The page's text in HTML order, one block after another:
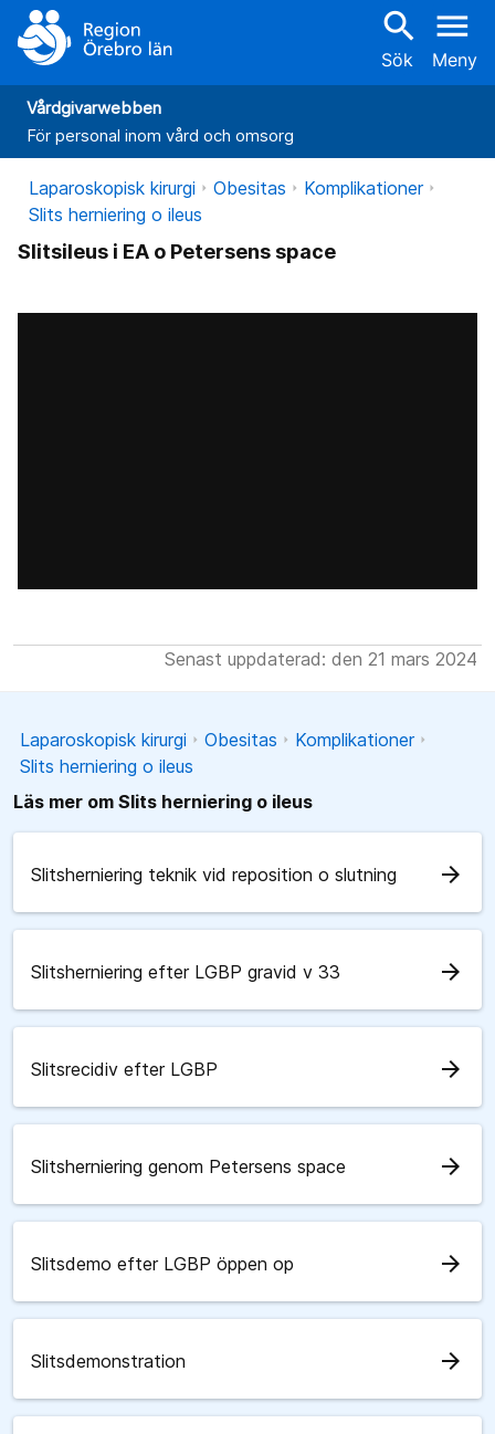
search
Sök
menu
Meny
Vårdgivarwebben
För personal inom vård och omsorg
Laparoskopisk kirurgi Obesitas
Komplikationer
Slits herniering o ileus
Slitsileus i EA o Petersens space
Senast uppdaterad: den 21 mars 2024
Laparoskopisk kirurgi Obesitas
Komplikationer
Slits herniering o ileus
Läs mer om Slits herniering o ileus
Slitsherniering teknik vid reposition o slutning arrow_forward
Slitsherniering efter LGBP gravid v 33 arrow_forward
Slitsrecidiv efter LGBP arrow_forward
Slitsherniering genom Petersens space arrow_forward
Slitsdemo efter LGBP öppen op arrow_forward
Slitsdemonstration arrow_forward